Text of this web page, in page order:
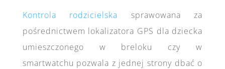
Kontrola rodzicielska sprawowana za
pośrednictwem lokalizatora GPS dla dziecka
umieszczonego w breloku czy w
smartwatchu pozwala z jednej strony dbać o